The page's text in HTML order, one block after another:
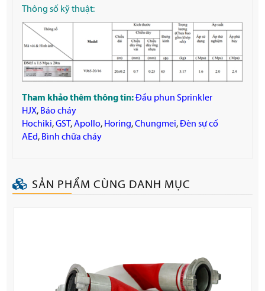
Thông số kỹ thuật:
Tham khảo thêm thông tin:Đầu phun Sprinkler
HJX, Báo cháy
Hochiki,GST ,Apollo, Horing,Chungmei,Đèn sự cố
AEd, Bình chữa cháy
SẢN PHẨM CÙNG DANH MỤC